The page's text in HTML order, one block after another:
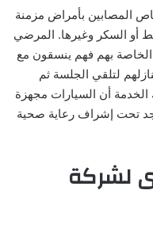
المصابين بأمراض مزمنة
أو السكر وغيرها. المرضي
بهم فهم ينسقون مع
لتلقي الجلسة ثم
الخدمة أن السيارات مجهزة
تحت إشراف رعاية صحية
لشركة